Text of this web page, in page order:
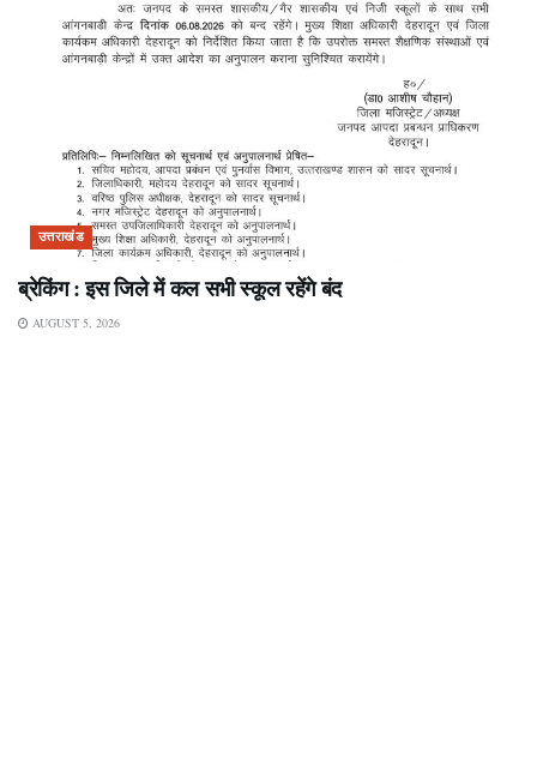
उत्तराखंड
ब्रेकिंग : इस जिले में कल सभी स्कूल रहेंगे बंद
AUGUST 5, 2026